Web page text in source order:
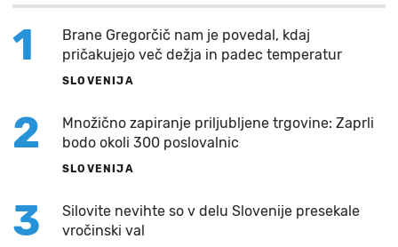
1
Brane Gregorčič nam je povedal, kdaj
pričakujejo več dežja in padec temperatur
SLOVENIJA
2
Množično zapiranje priljubljene trgovine: Zaprli
bodo okoli 300 poslovalnic
SLOVENIJA
3
Silovite nevihte so v delu Slovenije presekale
vročinski val